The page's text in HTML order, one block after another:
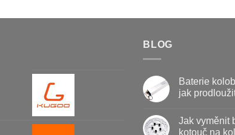
BLOG
Baterie
jak
textu
Jak vyměnit
kotouč na